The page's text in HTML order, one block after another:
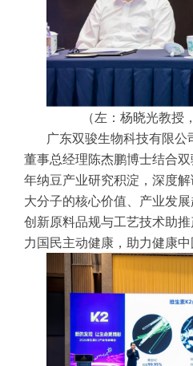
（左：杨晓光教授
广东双骏生物科技有限
董事总经理陈杰鹏博士结合
年纳豆产业研究积淀，深度
大分子的核心价值、产业发
创新原料品规与工艺技术助
力国民主动健康，助力健康中